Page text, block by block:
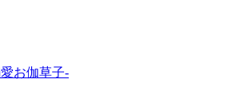
お伽草子-